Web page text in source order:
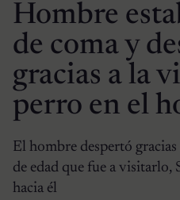
Hombre
de coma y
gracias a la
perro en el
El hombre despertó
de edad que fue a visitarlo,
hacia él